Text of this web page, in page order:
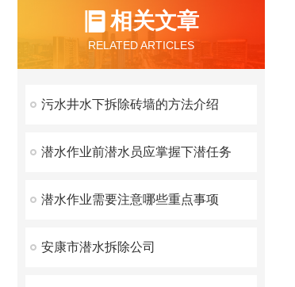
相关文章
RELATED ARTICLES
污水井水下拆除砖墙的方法介绍
潜水作业前潜水员应掌握下潜任务
潜水作业需要注意哪些重点事项
安康市潜水拆除公司